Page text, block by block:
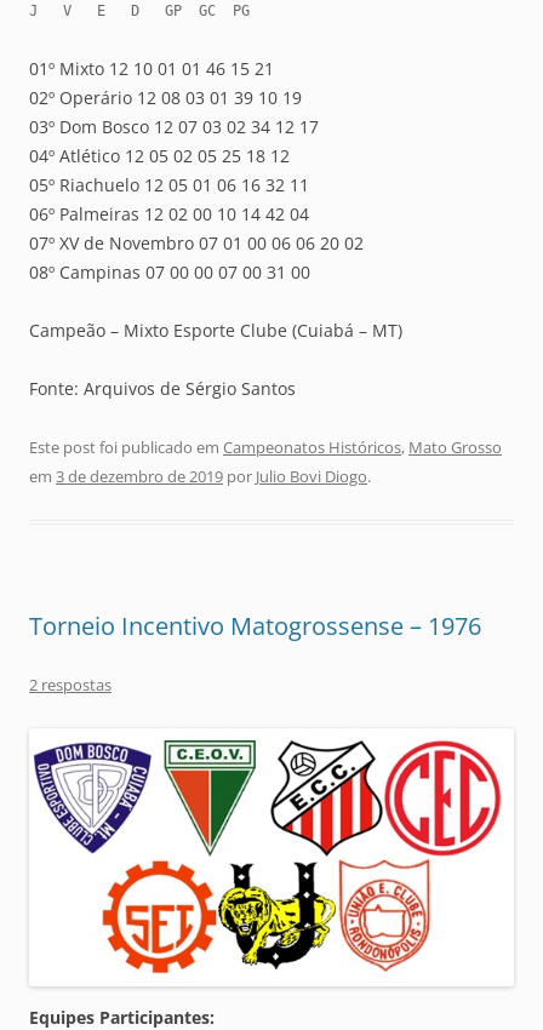
J   V   E   D   GP  GC  PG
01º Mixto 12 10 01 01 46 15 21
02º Operário 12 08 03 01 39 10 19
03º Dom Bosco 12 07 03 02 34 12 17
04º Atlético 12 05 02 05 25 18 12
05º Riachuelo 12 05 01 06 16 32 11
06º Palmeiras 12 02 00 10 14 42 04
07º XV de Novembro 07 01 00 06 06 20 02
08º Campinas 07 00 00 07 00 31 00
Campeão – Mixto Esporte Clube (Cuiabá – MT)
Fonte: Arquivos de Sérgio Santos
Este post foi publicado em Campeonatos Históricos, Mato Grosso
em 3 de dezembro de 2019 por Julio Bovi Diogo.
Torneio Incentivo Matogrossense – 1976
2 respostas
Equipes Participantes: